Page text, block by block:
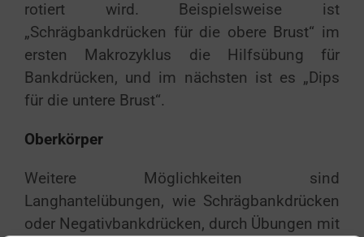
rotiert wird. Beispielsweise ist
„Schrägbankdrücken für die obere Brust“ im
ersten Makrozyklus die Hilfsübung für
Bankdrücken, und im nächsten ist es „Dips
für die untere Brust“.
Oberkörper
Weitere Möglichkeiten sind
Langhantelübungen, wie Schrägbankdrücken
oder Negativbankdrücken, durch Übungen mit